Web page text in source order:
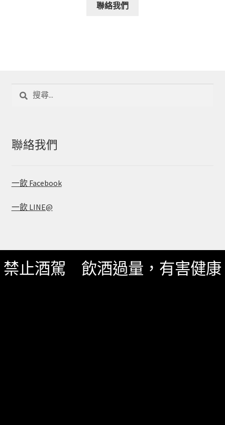
聯絡我們
字:
聯絡我們
一飲 Facebook
一飲 LINE@
服務資訊
禁止酒駕 飲酒過量，有害健康